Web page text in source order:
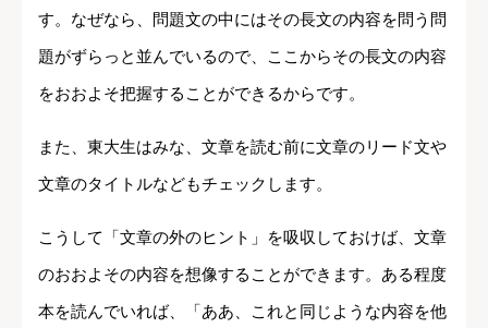
す。なぜなら、問題文の中にはその長文の内容を問う問
題がずらっと並んでいるので、ここからその長文の内容
をおおよそ把握することができるからです。
また、東大生はみな、文章を読む前に文章のリード文や
文章のタイトルなどもチェックします。
こうして「文章の外のヒント」を吸収しておけば、文章
のおおよその内容を想像することができます。ある程度
本を読んでいれば、「ああ、これと同じような内容を他